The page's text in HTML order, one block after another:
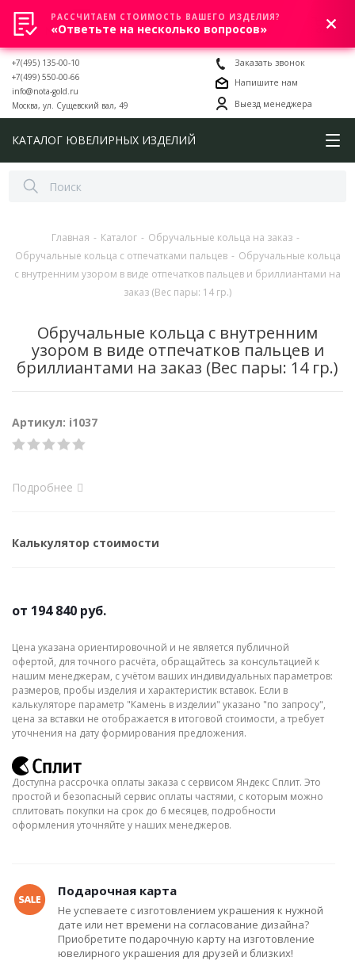
0
+7(495) 135-00-10
+7(499) 550-00-66
info@nota-gold.ru
Москва, ул. Сущевский вал, 49
Заказать звонок
Напишите нам
Выезд менеджера
КАТАЛОГ ЮВЕЛИРНЫХ ИЗДЕЛИЙ
Главная - Каталог - Обручальные кольца на заказ -
Обручальные кольца с отпечатками пальцев - Обручальные кольца
с внутренним узором в виде отпечатков пальцев и бриллиантами на
заказ (Вес пары: 14 гр.)
Обручальные кольца с внутренним
узором в виде отпечатков пальцев и
бриллиантами на заказ (Вес пары: 14 гр.)
Артикул: i1037
Подробнее
Калькулятор стоимости
от 194 840 руб.
Цена указана ориентировочной и не является публичной
офертой, для точного расчёта, обращайтесь за консультацией к
нашим менеджерам, с учётом ваших индивидуальных параметров:
размеров, пробы изделия и характеристик вставок. Если в
калькуляторе параметр "Камень в изделии" указано "по запросу",
цена за вставки не отображается в итоговой стоимости, а требует
уточнения на дату формирования предложения.
Доступна рассрочка оплаты заказа с сервисом Яндекс Сплит. Это
простой и безопасный сервис оплаты частями, с которым можно
сплитовать покупки на срок до 6 месяцев, подробности
оформления уточняйте у наших менеджеров.
Подарочная карта
Не успеваете с изготовлением украшения к нужной
дате или нет времени на согласование дизайна?
Приобретите подарочную карту на изготовление
ювелирного украшения для друзей и близких!
РАССЧИТАЕМ СТОИМОСТЬ ВАШЕГО ИЗДЕЛИЯ?
«Ответьте на несколько вопросов»